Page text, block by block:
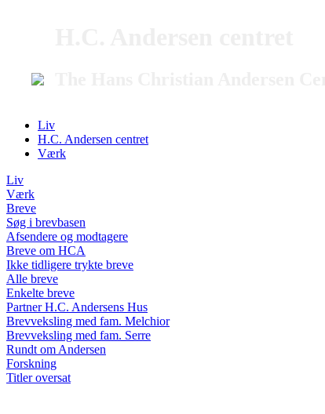
Liv
H.C. Andersen centret
Værk
Liv
Værk
Breve
Søg i brevbasen
Afsendere og modtagere
Breve om HCA
Ikke tidligere trykte breve
Alle breve
Enkelte breve
Partner H.C. Andersens Hus
Brevveksling med fam. Melchior
Brevveksling med fam. Serre
Rundt om Andersen
Forskning
Titler oversat